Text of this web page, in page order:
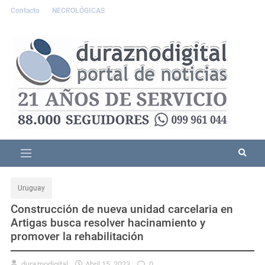
Contacto NECROLÓGICAS
Uruguay
Construcción de nueva unidad carcelaria en
Artigas busca resolver hacinamiento y
promover la rehabilitación